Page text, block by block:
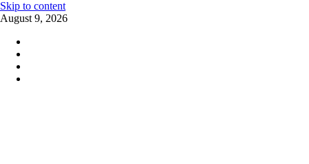
Skip to content
August 9, 2026